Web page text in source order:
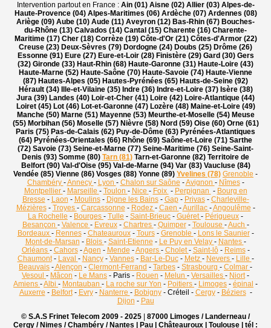
Intervention partout en France :Ain (01) Aisne (02) Allier (03) Alpes-de-
Haute-Provence (04) Alpes-Maritimes (06) Ardèche (07) Ardennes (08)
Ariège (09) Aube (10) Aude (11) Aveyron (12) Bas-Rhin (67) Bouches-
du-Rhône (13) Calvados (14) Cantal (15) Charente (16) Charente-
Maritime (17) Cher (18) Corrèze (19) Côte-d'Or (21) Côtes-d'Armor (22)
Creuse (23) Deux-Sèvres (79) Dordogne (24) Doubs (25) Drôme (26)
Essonne (91) Eure (27) Eure-et-Loir (28) Finistère (29) Gard (30) Gers
(32) Gironde (33) Haut-Rhin (68) Haute-Garonne (31) Haute-Loire (43)
Haute-Marne (52) Haute-Saône (70) Haute-Savoie (74) Haute-Vienne
(87) Hautes-Alpes (05) Hautes-Pyrénées (65) Hauts-de-Seine (92)
Hérault (34) Ille-et-Vilaine (35) Indre (36) Indre-et-Loire (37) Isère (38)
Jura (39) Landes (40) Loir-et-Cher (41) Loire (42) Loire-Atlantique (44)
Loiret (45) Lot (46) Lot-et-Garonne (47) Lozère (48) Maine-et-Loire (49)
Manche (50) Marne (51) Mayenne (53) Meurthe-et-Moselle (54) Meuse
(55) Morbihan (56) Moselle (57) Nièvre (58) Nord (59) Oise (60) Orne (61)
Paris (75) Pas-de-Calais (62) Puy-de-Dôme (63) Pyrénées-Atlantiques
(64) Pyrénées-Orientales (66) Rhône (69) Saône-et-Loire (71) Sarthe
(72) Savoie (73) Seine-et-Marne (77) Seine-Maritime (76) Seine-Saint-
Denis (93) Somme (80) Tarn (81) Tarn-et-Garonne (82) Territoire de
Belfort (90) Val-d'Oise (95) Val-de-Marne (94) Var (83) Vaucluse (84)
Vendée (85) Vienne (86) Vosges (88) Yonne (89) Yvelines (78) Grenoble -
Chambéry -Annecy - Lyon - Chalon sur Saône -Avignon - Nîmes-
Montpellier - Marseille - Toulon - Nice - Foix - Perpignan - Bourg en
Bresse - Laon - Moulins- Digne les Bains- Gap- Privas- Charleville-
Mézières- Troyes - Carcassonne - Rodez - Caen -Aurillac -Angoulême -
La Rochelle - Bourges - Tulle - Saint-Brieuc - Guéret- Périgueux -
Besançon - Valence - Evreux- Chartres - Quimper- Toulouse -Auch -
Bordeaux - Rennes- Chateauroux- Tours- Grenoble - Lons le Saunier-
Mont-de-Marsan - Blois - Saint-Etienne - Le Puy en Velay - Nantes -
Orléans - Cahors-Agen - Mende -Angers - Cholet- Saint-lô- Reims-
Chaumont- Laval - Nancy- Vannes- Bar-Le-Duc- Metz - Nevers - Lille -
Beauvais -Alençon - Clermont-Ferrand - Tarbes - Strasbourg - Colmar -
Vesoul - Mâcon - Le Mans - Paris - Rouen - Melun - Versailles - Niort-
Amiens -Albi - Montauban - La roche sur Yon - Poitiers - Limoges - épinal -
Auxerre - Belfort- Evry- Nanterre - Bobigny- Créteil - Cergy- Béziers-
Dijon - Pau
© S.A.S Frinet Telecom 2009 - 2025
87000 Limoges / Landerneau /
Cergy / Nimes / Chambéry / Nantes | Pau | Châteauroux | Toulouse |
tél :